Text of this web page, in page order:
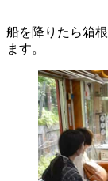
船を降りたら箱
ます。